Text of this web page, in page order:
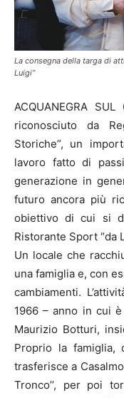
La consegna della targa di
Luigi”
ACQUANEGRA
riconosciuto da
Storiche”, un
lavoro fatto di
generazione in
futuro ancora più
obiettivo di cui si
Ristorante Sport “da
Un locale che
una famiglia e, con
cambiamenti.
1966 – anno in cui
Maurizio Botturi,
Proprio la famiglia,
trasferisce a
Tronco’’, per poi